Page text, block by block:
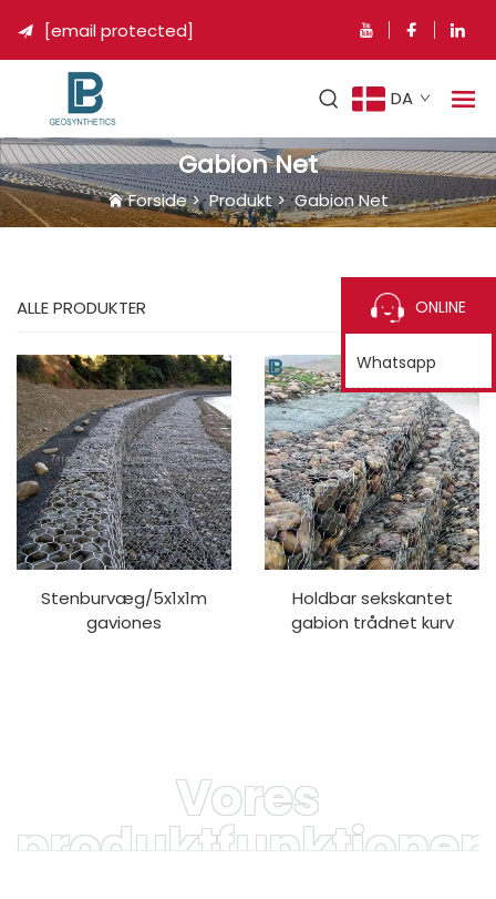
 [email protected]
DA
Gabion Net
Forside>Produkt>Gabion Net
ALLE PRODUKTER
Stenburvæg/5x1x1m
gaviones
Holdbar sekskantet
gabion trådnet kurv
Vores
produktfunktioner
ONLINE
Whatsapp